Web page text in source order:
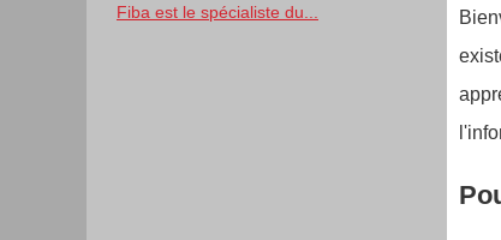
Fiba est le spécialiste du...